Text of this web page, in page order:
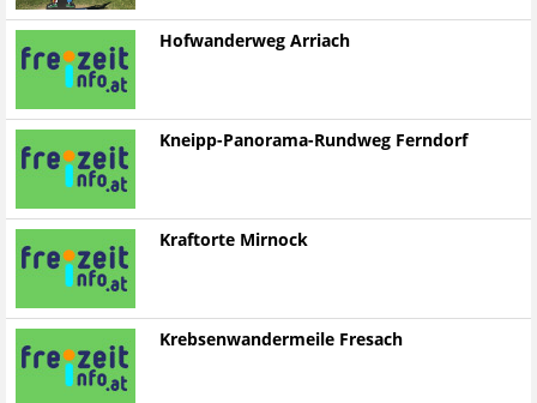
Hofwanderweg Arriach
Kneipp-Panorama-Rundweg Ferndorf
Kraftorte Mirnock
Krebsenwandermeile Fresach